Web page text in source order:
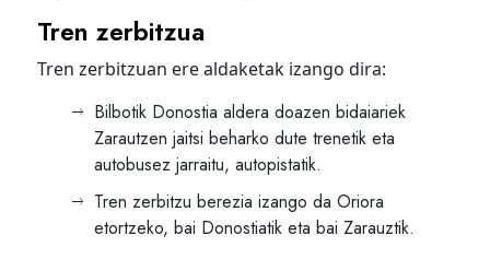
Tren zerbitzua
Tren zerbitzuan ere aldaketak izango dira:
Bilbotik Donostia aldera doazen bidaiariek
Zarautzen jaitsi beharko dute trenetik eta
autobusez jarraitu, autopistatik.
Tren zerbitzu berezia izango da Oriora
etortzeko, bai Donostiatik eta bai Zarauztik.